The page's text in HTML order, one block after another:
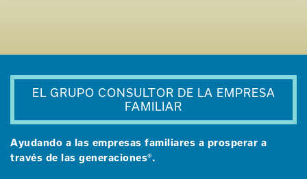
EL GRUPO CONSULTOR DE LA EMPRESA
FAMILIAR
Ayudando a las empresas familiares a prosperar a
través de las generaciones®.